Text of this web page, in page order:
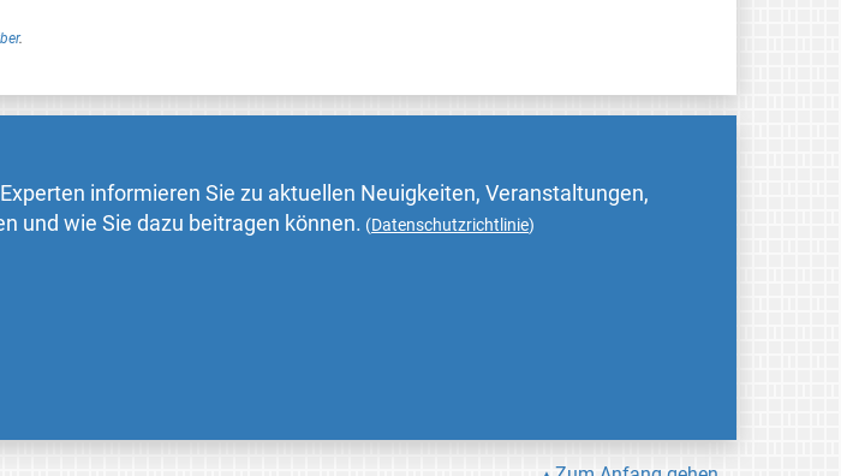
.
informieren Sie zu aktuellen Neuigkeiten, Veranstaltungen,
und wie Sie dazu beitragen können. (Datenschutzrichtlinie)